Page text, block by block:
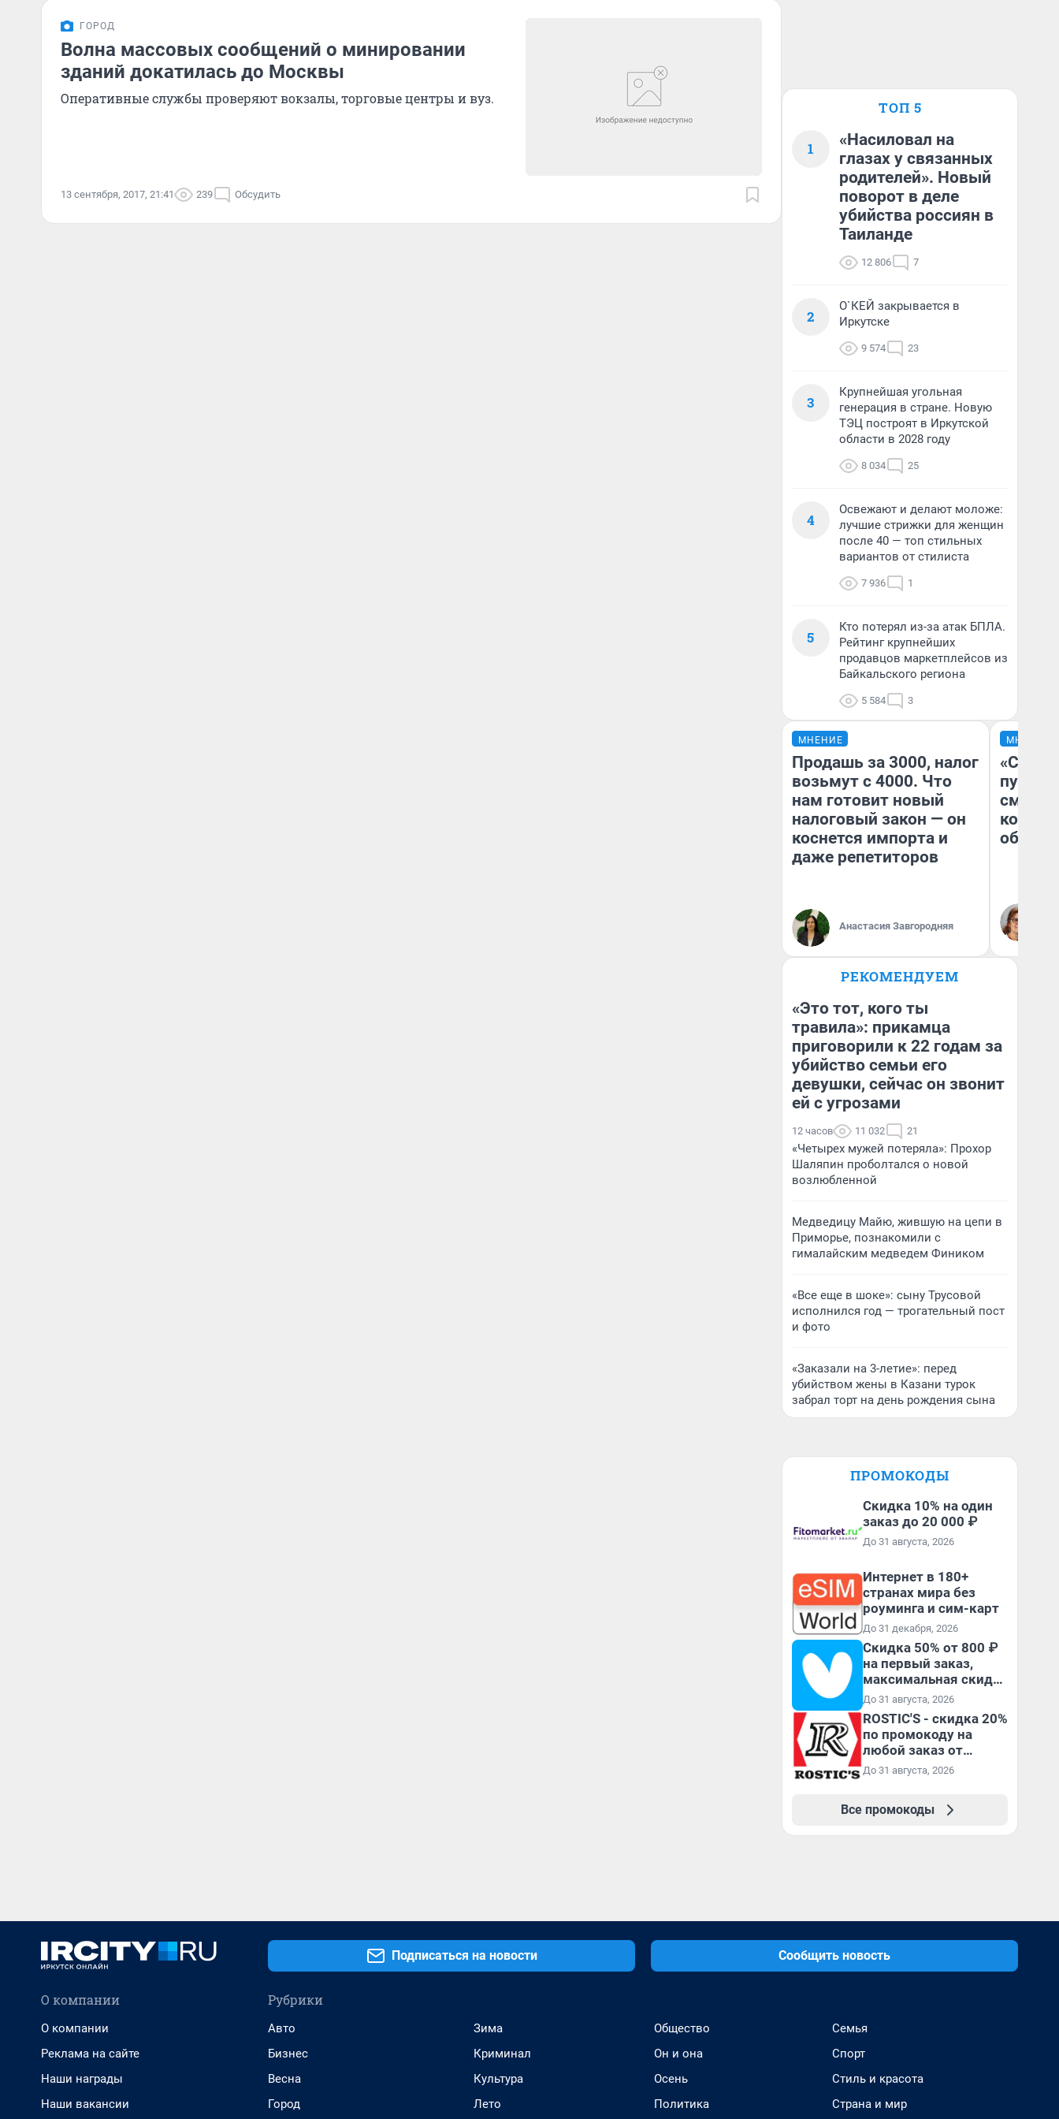
ГОРОД
Волна массовых сообщений о минировании
зданий докатилась до Москвы
Оперативные службы проверяют вокзалы, торговые центры и вуз.
13 сентября, 2017, 21:41 239 Обсудить
ТОП 5
1
«Насиловал на
глазах у связанных
родителей». Новый
поворот в деле
убийства россиян в
Таиланде
12 806 7
2
О`КЕЙ закрывается в
Иркутске
9 574 23
3
Крупнейшая угольная
генерация в стране. Новую
ТЭЦ построят в Иркутской
области в 2028 году
8 034 25
4
Освежают и делают моложе:
лучшие стрижки для женщин
после 40 — топ стильных
вариантов от стилиста
7 936 1
5
Кто потерял из-за атак БПЛА.
Рейтинг крупнейших
продавцов маркетплейсов из
Байкальского региона
5 584 3
МНЕНИЕ
Продашь за 3000, налог
возьмут с 4000. Что
нам готовит новый
налоговый закон — он
коснется импорта и
даже репетиторов
Анастасия Завгородняя
МНЕНИЕ
РЕКОМЕНДУЕМ
«Это тот, кого ты
травила»: прикамца
приговорили к 22 годам за
убийство семьи его
девушки, сейчас он звонит
ей с угрозами
12 часов 11 032 21
«Четырех мужей потеряла»: Прохор
Шаляпин проболтался о новой
возлюбленной
Медведицу Майю, жившую на цепи в
Приморье, познакомили с
гималайским медведем Фиником
«Все еще в шоке»: сыну Трусовой
исполнился год — трогательный пост
и фото
«Заказали на 3-летие»: перед
убийством жены в Казани турок
забрал торт на день рождения сына
ПРОМОКОДЫ
Скидка 10% на один
заказ до 20 000 ₽
До 31 августа, 2026
Интернет в 180+
странах мира без
роуминга и сим-карт
До 31 декабря, 2026
Скидка 50% от 800 ₽
на первый заказ,
максимальная скидка
600 ₽
До 31 августа, 2026
ROSTIC'S - скидка 20%
по промокоду на
любой заказ от
3199₽!
До 31 августа, 2026
Все промокоды
Подписаться на новости Сообщить новость
О компании
О компании
Реклама на сайте
Наши награды
Наши вакансии
Рубрики
Авто
Бизнес
Весна
Город
Зима
Криминал
Культура
Лето
Общество
Он и она
Осень
Политика
Семья
Спорт
Стиль и красота
Страна и мир